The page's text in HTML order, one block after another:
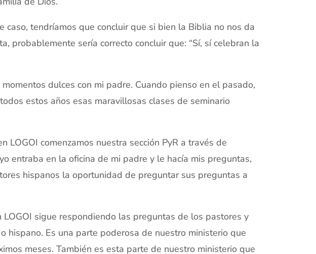
caso, tendríamos que concluir que si bien la Biblia no nos da
probablemente sería correcto concluir que: “Sí, sí celebran la
dulces con mi padre. Cuando pienso en el pasado,
estos años esas maravillosas clases de seminario
LOGOI comenzamos nuestra sección PyR a través de
entraba en la oficina de mi padre y le hacía mis preguntas,
hispanos la oportunidad de preguntar sus preguntas a
sigue respondiendo las preguntas de los pastores y
hispano. Es una parte poderosa de nuestro ministerio que
meses. También es esta parte de nuestro ministerio que